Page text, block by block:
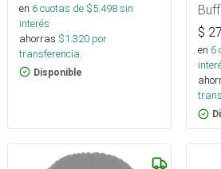
en 6cuotas de $5.498sin
interés
ahorras $1.320 por
transferencia.
Disponible
Buff
$
en 6